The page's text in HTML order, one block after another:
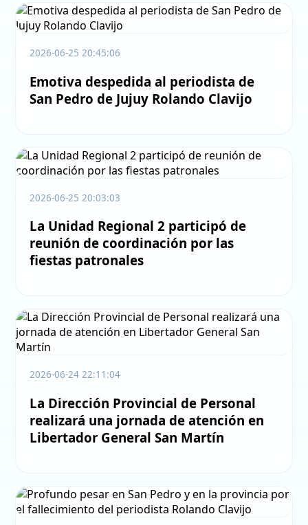
2026-06-25 20:45:06
Emotiva despedida al periodista de
San Pedro de Jujuy Rolando Clavijo
2026-06-25 20:03:03
La Unidad Regional 2 participó de
reunión de coordinación por las
fiestas patronales
2026-06-24 22:11:04
La Dirección Provincial de Personal
realizará una jornada de atención en
Libertador General San Martín